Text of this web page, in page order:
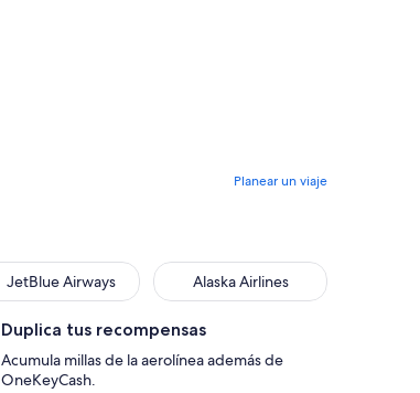
Planear un viaje
JetBlue Airways Alaska Airlines
Duplica tus recompensas
Acumula millas de la aerolínea además de
OneKeyCash.